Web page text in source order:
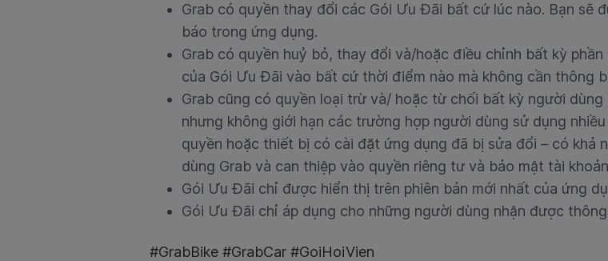
Grab có quyền thay đổi các Gói Ưu Đãi bất cứ lúc nào. Bạn sẽ
báo trong ứng dụng.
Grab có quyền huỷ bỏ, thay đổi và/hoặc điều chỉnh bất kỳ
của Gói Ưu Đãi vào bất cứ thời điểm nào mà không cần thông
Grab cũng có quyền loại trừ và/ hoặc từ chối bất kỳ người
nhưng không giới hạn các trường hợp người dùng sử dụng
quyền hoặc thiết bị có cài đặt ứng dụng đã bị sửa đổi – có khả
dùng Grab và can thiệp vào quyền riêng tư và bảo mật tài
Gói Ưu Đãi chỉ được hiển thị trên phiên bản mới nhất của ứng
Gói Ưu Đãi chỉ áp dụng cho những người dùng nhận được
#GrabBike #GrabCar #GoiHoiVien